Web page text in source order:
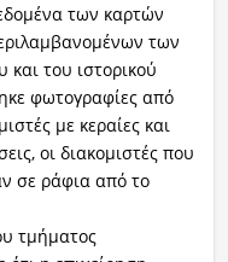
των καρτών
των
του ιστορικού
φωτογραφίες από
με κεραίες και
οι διακομιστές που
σε ράφια από το
τμήματος